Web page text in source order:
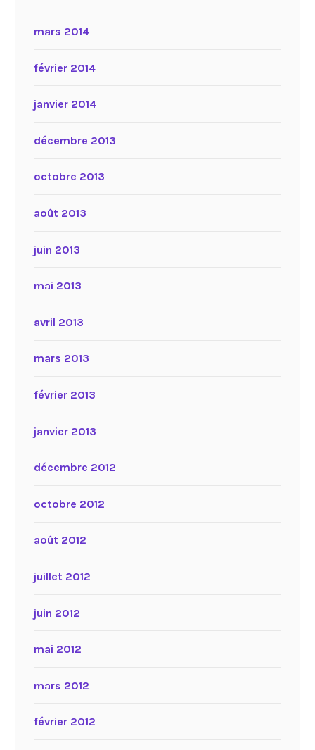
mars 2014
février 2014
janvier 2014
décembre 2013
octobre 2013
août 2013
juin 2013
mai 2013
avril 2013
mars 2013
février 2013
janvier 2013
décembre 2012
octobre 2012
août 2012
juillet 2012
juin 2012
mai 2012
mars 2012
février 2012